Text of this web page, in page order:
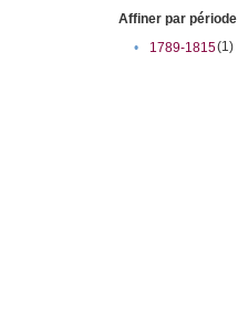
Affiner par période
•
1789-1815(1)